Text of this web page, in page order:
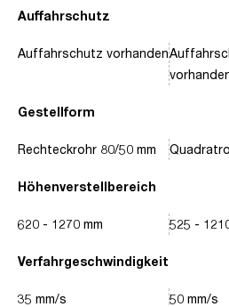
Auffahrschutz
Gestellform
Höhenverstellbereich
Verfahrgeschwindigkeit
Auffahrschutz vorhanden
Rechteckrohr 80/50 mm
620 - 1270 mm
35 mm/s
525 -
50 mm/s